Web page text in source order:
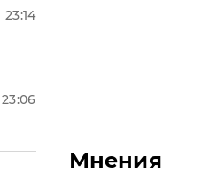
23:14
23:06
Мнения